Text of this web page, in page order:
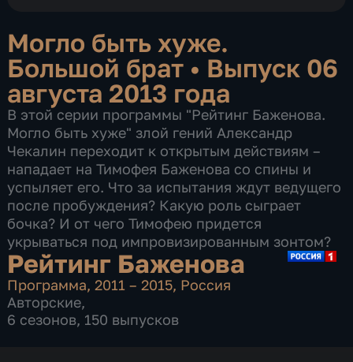
Могло быть хуже.
Большой брат • Выпуск 06
августа 2013 года
В этой серии программы "Рейтинг Баженова.
Могло быть хуже" злой гений Александр
Чекалин переходит к открытым действиям –
нападает на Тимофея Баженова со спины и
успыляет его. Что за испытания ждут ведущего
после пробуждения? Какую роль сыграет
бочка? И от чего Тимофею придется
укрываться под импровизированным зонтом?
Рейтинг Баженова
Программа, 2011 – 2015, Россия
Авторские,
6 сезонов, 150 выпусков